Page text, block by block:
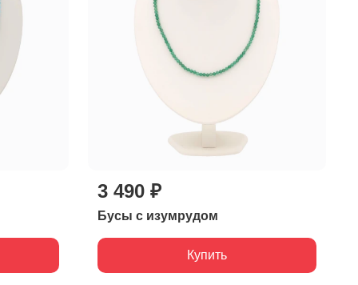
3 490 ₽
Бусы с изумрудом
Купить